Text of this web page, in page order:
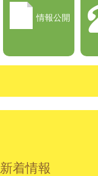
情報公開
新着情報